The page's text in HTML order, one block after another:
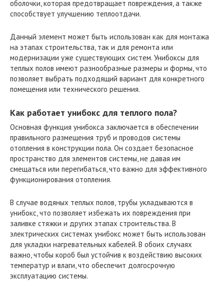
оболочки, которая предотвращает повреждения, а также
способствует улучшению теплоотдачи.
Данный элемент может быть использован как для монтажа
на этапах строительства, так и для ремонта или
модернизации уже существующих систем. Унибоксы для
теплых полов имеют разнообразные размеры и формы, что
позволяет выбрать подходящий вариант для конкретного
помещения или технического решения.
Как работает унибокс для теплого пола?
Основная функция унибокса заключается в обеспечении
правильного размещения труб и проводов системы
отопления в конструкции пола. Он создает безопасное
пространство для элементов системы, не давая им
смещаться или перегибаться, что важно для эффективного
функционирования отопления.
В случае водяных теплых полов, трубы укладываются в
унибокс, что позволяет избежать их повреждения при
заливке стяжки и других этапах строительства. В
электрических системах унибокс может быть использован
для укладки нагревательных кабелей. В обоих случаях
важно, чтобы короб был устойчив к воздействию высоких
температур и влаги, что обеспечит долгосрочную
эксплуатацию системы.